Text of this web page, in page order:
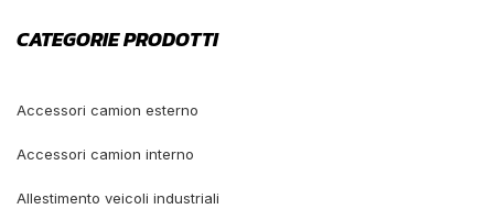
CATEGORIE PRODOTTI
Accessori camion esterno
Accessori camion interno
Allestimento veicoli industriali